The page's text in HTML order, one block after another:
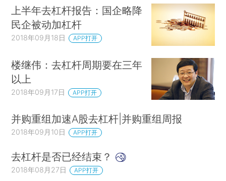
上半年去杠杆报告：国企略降
民企被动加杠杆
2018年09月18日 APP打开
楼继伟：去杠杆周期要在三年
以上
2018年09月17日 APP打开
并购重组加速A股去杠杆|并购重组周报
2018年09月10日 APP打开
去杠杆是否已经结束？
2018年08月27日 APP打开